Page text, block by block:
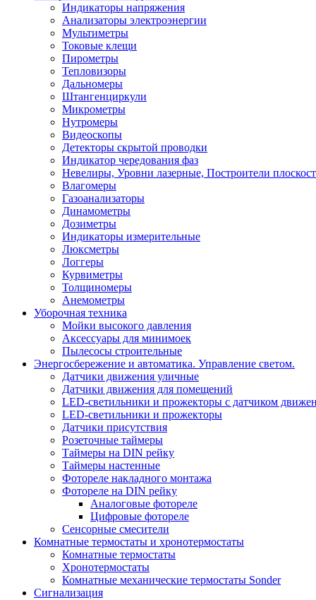
Индикаторы напряжения
Анализаторы электроэнергии
Мультиметры
Токовые клещи
Пирометры
Тепловизоры
Дальномеры
Штангенциркули
Микрометры
Нутромеры
Видеоскопы
Детекторы скрытой проводки
Индикатор чередования фаз
Невелиры, Уровни лазерные, Построители
Влагомеры
Газоанализаторы
Динамометры
Дозиметры
Индикаторы измерительные
Люксметры
Логгеры
Курвиметры
Толщиномеры
Анемометры
Уборочная техника
Мойки высокого давления
Аксессуары для минимоек
Пылесосы строительные
Энергосбережение и автоматика. Управление светом.
Датчики движения уличные
Датчики движения для помещений
LED-светильники и прожекторы с датчиком
LED-светильники и прожекторы
Датчики присутствия
Розеточные таймеры
Таймеры на DIN рейку
Таймеры настенные
Фотореле накладного монтажа
Фотореле на DIN рейку
Аналоговые фотореле
Цифровые фотореле
Сенсорные смесители
Комнатные термостаты и хронотермостаты
Комнатные термостаты
Хронотермостаты
Комнатные механические термостаты Sonder
Сигнализация